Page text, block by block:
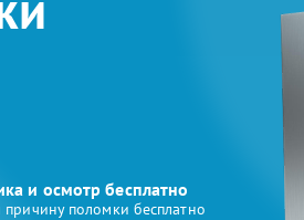
и осмотр бесплатно
поломки бесплатно